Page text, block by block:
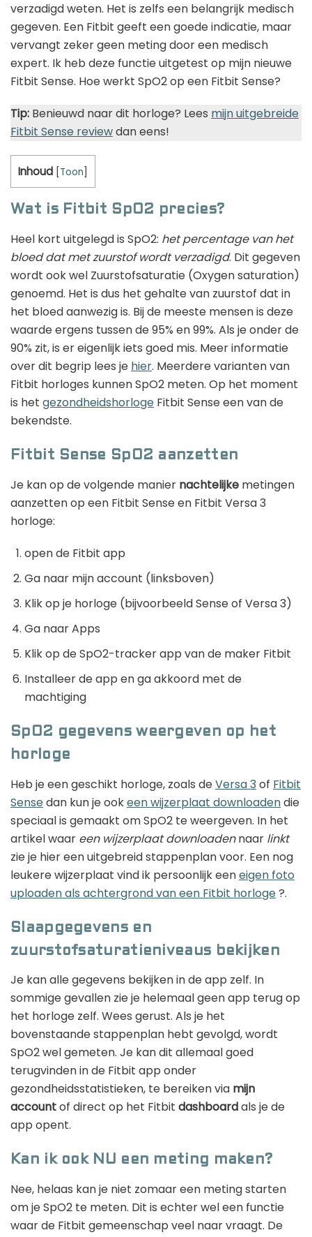
verzadigd weten. Het is zelfs een belangrijk medisch
gegeven. Een Fitbit geeft een goede indicatie, maar
vervangt zeker geen meting door een medisch
expert. Ik heb deze functie uitgetest op mijn nieuwe
Fitbit Sense. Hoe werkt SpO2 op een Fitbit Sense?
Tip: Benieuwd naar dit horloge? Lees mijn uitgebreide
Fitbit Sense reviewdan eens!
Inhoud [Toon]
Wat is Fitbit SpO2 precies?
Heel kort uitgelegd is SpO2: het percentage van het
bloed dat met zuurstof wordt verzadigd. Dit gegeven
wordt ook wel Zuurstofsaturatie (Oxygen saturation)
genoemd. Het is dus het gehalte van zuurstof dat in
het bloed aanwezig is. Bij de meeste mensen is deze
waarde ergens tussen de 95% en 99%. Als je onder de
90% zit, is er eigenlijk iets goed mis. Meer informatie
over dit begrip lees je hier. Meerdere varianten van
Fitbit horloges kunnen SpO2 meten. Op het moment
is het gezondheidshorloge Fitbit Sense een van de
bekendste.
Fitbit Sense SpO2 aanzetten
Je kan op de volgende manier nachtelijke metingen
aanzetten op een Fitbit Sense en Fitbit Versa 3
horloge:
open de Fitbit app
Ga naar mijn account (linksboven)
Klik op je horloge (bijvoorbeeld Sense of Versa 3)
Ga naar Apps
Klik op de SpO2-tracker app van de maker Fitbit
Installeer de app en ga akkoord met de
machtiging
SpO2 gegevens weergeven op het
horloge
Heb je een geschikt horloge, zoals deVersa 3 of Fitbit
Sensedan kun je ookeen wijzerplaat downloadendie
speciaal is gemaakt om SpO2 te weergeven. In het
artikel waar een wijzerplaat downloadennaar linkt
zie je hier een uitgebreid stappenplan voor. Een nog
leukere wijzerplaat vind ik persoonlijk eeneigen foto
uploaden als achtergrond van een Fitbit horloge?.
Slaapgegevens en
zuurstofsaturatieniveaus bekijken
Je kan alle gegevens bekijken in de app zelf. In
sommige gevallen zie je helemaal geen app terug op
het horloge zelf. Wees gerust. Als je het
bovenstaande stappenplan hebt gevolgd, wordt
SpO2 wel gemeten. Je kan dit allemaal goed
terugvinden in de Fitbit app onder
gezondheidsstatistieken, te bereiken via mijn
accountof direct op het Fitbit dashboardals je de
app opent.
Kan ik ook NU een meting maken?
Nee, helaas kan je niet zomaar een meting starten
om je SpO2 te meten. Dit is echter wel een functie
waar de Fitbit gemeenschap veel naar vraagt. De